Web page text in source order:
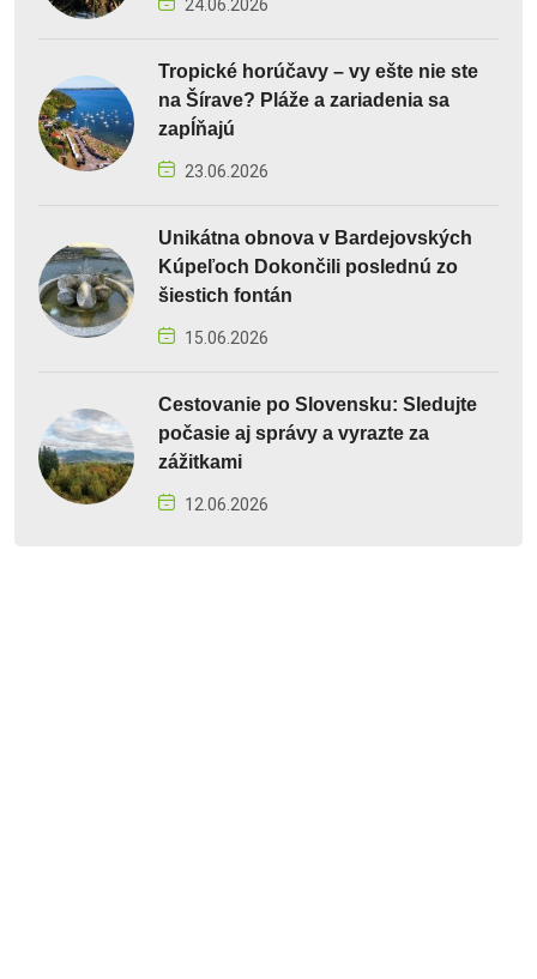
24.06.2026
Tropické horúčavy – vy ešte nie ste
na Šírave? Pláže a zariadenia sa
zapĺňajú
23.06.2026
Unikátna obnova v Bardejovských
Kúpeľoch Dokončili poslednú zo
šiestich fontán
15.06.2026
Cestovanie po Slovensku: Sledujte
počasie aj správy a vyrazte za
zážitkami
12.06.2026